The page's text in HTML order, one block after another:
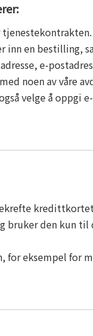
en bestilling,
e-
noen av våre
velge å oppgi
bruker den kun
for eksempel